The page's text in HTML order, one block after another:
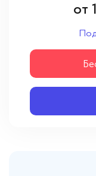
Вопросы —
Новости
Контакты
от